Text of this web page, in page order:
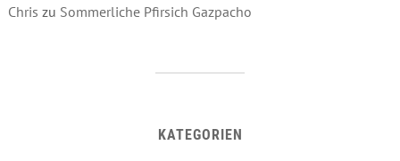
Chris zu Sommerliche Pfirsich Gazpacho
KATEGORIEN